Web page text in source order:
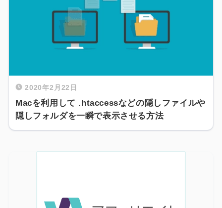
2020年2月22日
Macを利用して .htaccessなどの隠しファイルや
隠しフォルダを一瞬で表示させる方法